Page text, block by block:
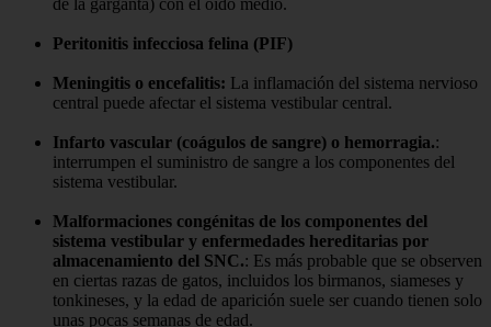
de la garganta) con el oído medio.
Peritonitis infecciosa felina (PIF)
Meningitis o encefalitis: La inflamación del sistema nervioso
central puede afectar el sistema vestibular central.
Infarto vascular (coágulos de sangre) o hemorragia.:
interrumpen el suministro de sangre a los componentes del
sistema vestibular.
Malformaciones congénitas de los componentes del
sistema vestibular y enfermedades hereditarias por
almacenamiento del SNC.: Es más probable que se observen
en ciertas razas de gatos, incluidos los birmanos, siameses y
tonkineses, y la edad de aparición suele ser cuando tienen solo
unas pocas semanas de edad.